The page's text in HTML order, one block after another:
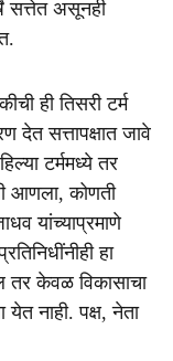
सत्तेत असूनही
ही तिसरी टर्म
देत सत्तापक्षात जावे
टर्ममध्ये तर
आणला, कोणती
यांच्याप्रमाणे
हा
तर केवळ विकासाचा
नाही. पक्ष, नेता